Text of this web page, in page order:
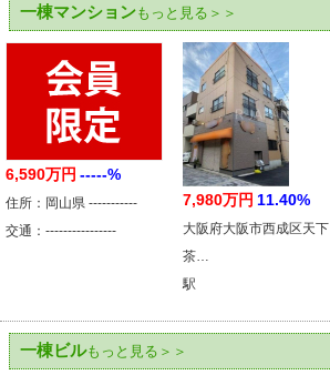
一棟マンションもっと見る＞＞
6,590万円 -----%
住所：岡山県 -----------
交通：----------------
7,980万円 11.40%
大阪府大阪市西成区天下
茶…
駅
一棟ビルもっと見る＞＞